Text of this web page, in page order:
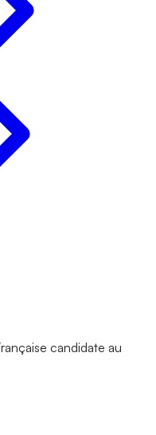
candidate au